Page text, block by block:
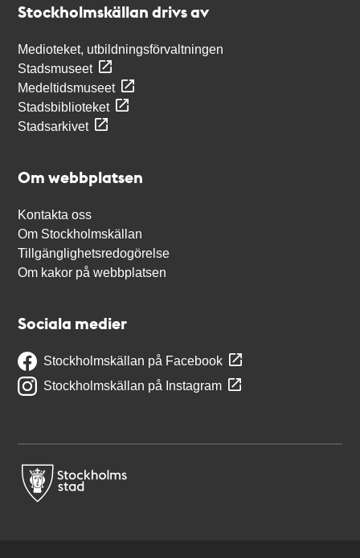
Stockholmskällan drivs av
Medioteket, utbildningsförvaltningen
Stadsmuseet
Medeltidsmuseet
Stadsbiblioteket
Stadsarkivet
Om webbplatsen
Kontakta oss
Om Stockholmskällan
Tillgänglighetsredogörelse
Om kakor på webbplatsen
Sociala medier
Stockholmskällan på Facebook
Stockholmskällan på Instagram